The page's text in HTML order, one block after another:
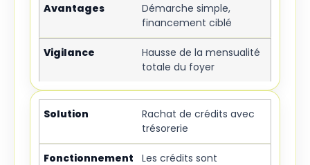
Démarche simple,
financement ciblé
Hausse de la mensualité
totale du foyer
Rachat de crédits avec
trésorerie
Les crédits sont